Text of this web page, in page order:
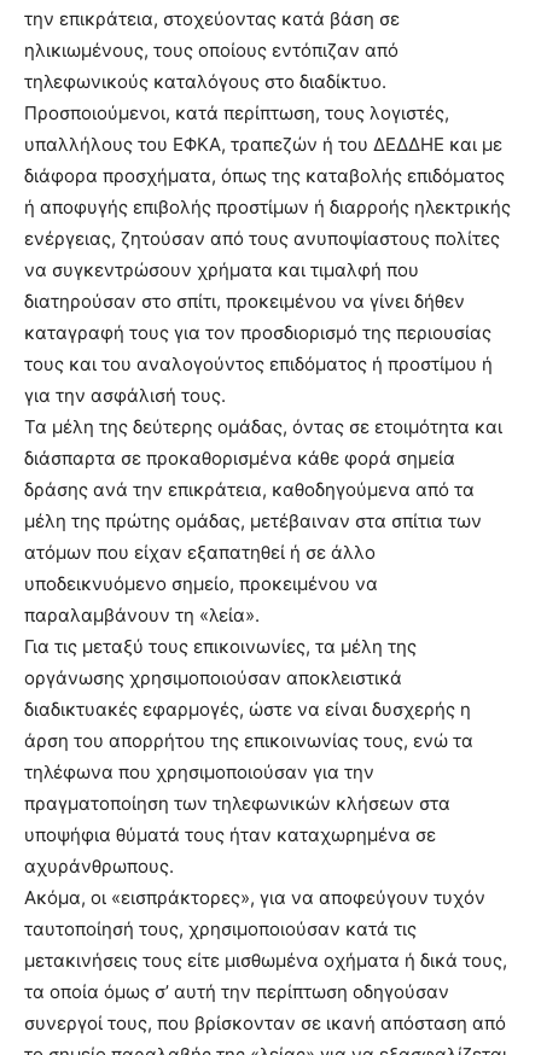
την επικράτεια, στοχεύοντας κατά βάση σε
ηλικιωμένους, τους οποίους εντόπιζαν από
τηλεφωνικούς καταλόγους στο διαδίκτυο.
Προσποιούμενοι, κατά περίπτωση, τους λογιστές,
υπαλλήλους του ΕΦΚΑ, τραπεζών ή του ΔΕΔΔΗΕ και με
διάφορα προσχήματα, όπως της καταβολής επιδόματος
ή αποφυγής επιβολής προστίμων ή διαρροής ηλεκτρικής
ενέργειας, ζητούσαν από τους ανυποψίαστους πολίτες
να συγκεντρώσουν χρήματα και τιμαλφή που
διατηρούσαν στο σπίτι, προκειμένου να γίνει δήθεν
καταγραφή τους για τον προσδιορισμό της περιουσίας
τους και του αναλογούντος επιδόματος ή προστίμου ή
για την ασφάλισή τους.
Τα μέλη της δεύτερης ομάδας, όντας σε ετοιμότητα και
διάσπαρτα σε προκαθορισμένα κάθε φορά σημεία
δράσης ανά την επικράτεια, καθοδηγούμενα από τα
μέλη της πρώτης ομάδας, μετέβαιναν στα σπίτια των
ατόμων που είχαν εξαπατηθεί ή σε άλλο
υποδεικνυόμενο σημείο, προκειμένου να
παραλαμβάνουν τη «λεία».
Για τις μεταξύ τους επικοινωνίες, τα μέλη της
οργάνωσης χρησιμοποιούσαν αποκλειστικά
διαδικτυακές εφαρμογές, ώστε να είναι δυσχερής η
άρση του απορρήτου της επικοινωνίας τους, ενώ τα
τηλέφωνα που χρησιμοποιούσαν για την
πραγματοποίηση των τηλεφωνικών κλήσεων στα
υποψήφια θύματά τους ήταν καταχωρημένα σε
αχυράνθρωπους.
Ακόμα, οι «εισπράκτορες», για να αποφεύγουν τυχόν
ταυτοποίησή τους, χρησιμοποιούσαν κατά τις
μετακινήσεις τους είτε μισθωμένα οχήματα ή δικά τους,
τα οποία όμως σ’ αυτή την περίπτωση οδηγούσαν
συνεργοί τους, που βρίσκονταν σε ικανή απόσταση από